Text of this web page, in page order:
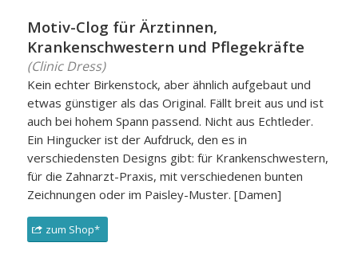
Motiv-Clog für Ärztinnen,
Krankenschwestern und Pflegekräfte
(Clinic Dress)
Kein echter Birkenstock, aber ähnlich aufgebaut und
etwas günstiger als das Original. Fällt breit aus und ist
auch bei hohem Spann passend. Nicht aus Echtleder.
Ein Hingucker ist der Aufdruck, den es in
verschiedensten Designs gibt: für Krankenschwestern,
für die Zahnarzt-Praxis, mit verschiedenen bunten
Zeichnungen oder im Paisley-Muster. [Damen]
zum Shop*